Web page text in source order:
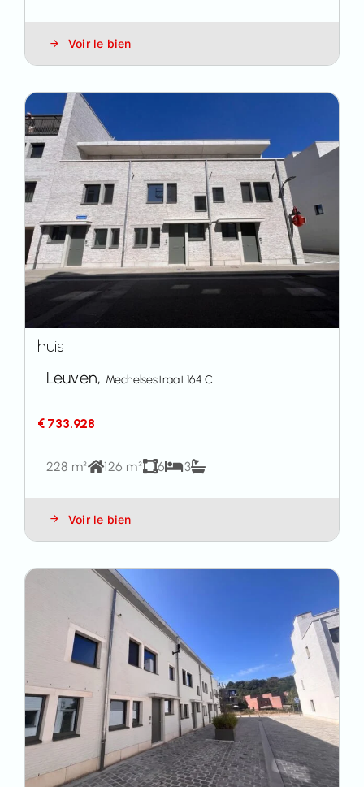
Voir le bien
huis
Leuven, Mechelsestraat 164 C
€ 733.928
228 m² 126 m² 6 3
Voir le bien